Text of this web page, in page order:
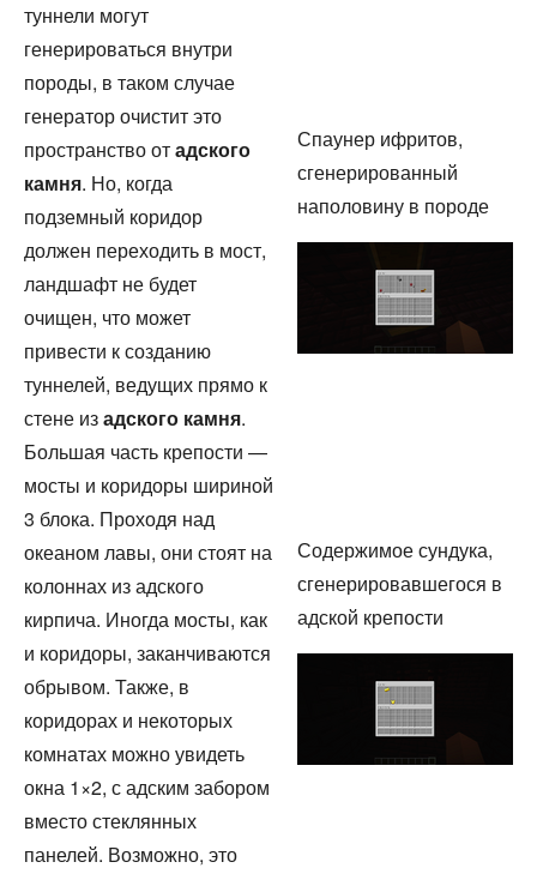
Спаунер ифритов,
сгенерированный
наполовину в породе
Содержимое сундука,
сгенерировавшегося в
адской крепости
туннели могут
генерироваться внутри
породы, в таком случае
генератор очистит это
пространство отадского
камня. Но, когда
подземный коридор
должен переходить в мост,
ландшафт не будет
очищен, что может
привести к созданию
туннелей, ведущих прямо к
стене изадского камня.
Большая часть крепости —
мосты и коридоры шириной
3 блока. Проходя над
океаном лавы, они стоят на
колоннах из адского
кирпича. Иногда мосты, как
и коридоры, заканчиваются
обрывом. Также, в
коридорах и некоторых
комнатах можно увидеть
окна 1×2, с адским забором
вместо стеклянных
панелей. Возможно, это